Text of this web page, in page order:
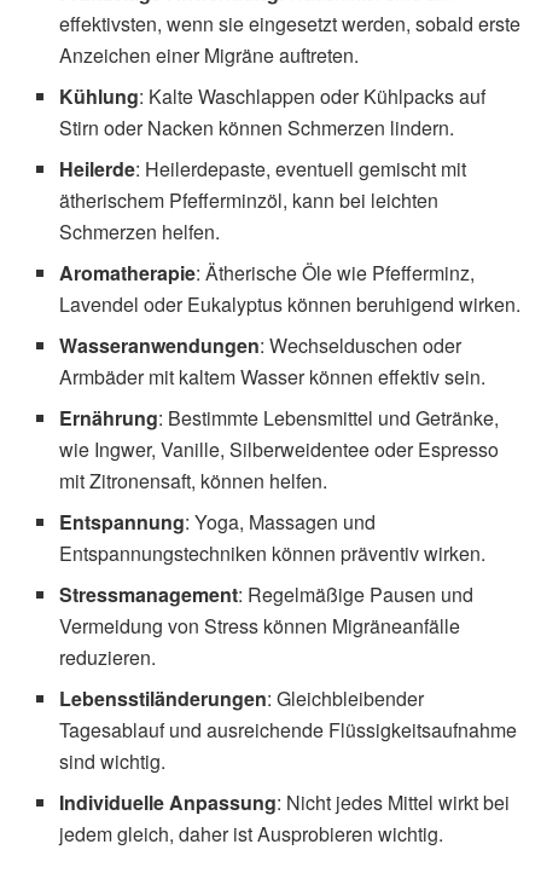
effektivsten, wenn sie eingesetzt werden, sobald erste
Anzeichen einer Migräne auftreten.
Kühlung: Kalte Waschlappen oder Kühlpacks auf
Stirn oder Nacken können Schmerzen lindern.
Heilerde: Heilerdepaste, eventuell gemischt mit
ätherischem Pfefferminzöl, kann bei leichten
Schmerzen helfen.
Aromatherapie: Ätherische Öle wie Pfefferminz,
Lavendel oder Eukalyptus können beruhigend wirken.
Wasseranwendungen: Wechselduschen oder
Armbäder mit kaltem Wasser können effektiv sein.
Ernährung: Bestimmte Lebensmittel und Getränke,
wie Ingwer, Vanille, Silberweidentee oder Espresso
mit Zitronensaft, können helfen.
Entspannung: Yoga, Massagen und
Entspannungstechniken können präventiv wirken.
Stressmanagement: Regelmäßige Pausen und
Vermeidung von Stress können Migräneanfälle
reduzieren.
Lebensstiländerungen: Gleichbleibender
Tagesablauf und ausreichende Flüssigkeitsaufnahme
sind wichtig.
Individuelle Anpassung: Nicht jedes Mittel wirkt bei
jedem gleich, daher ist Ausprobieren wichtig.